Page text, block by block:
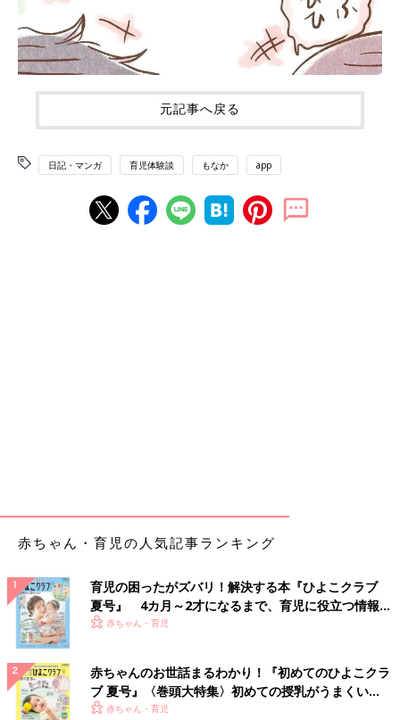
元記事へ戻る
日記・マンガ 育児体験談 もなか app
赤ちゃん・育児の人気記事ランキング
育児の困ったがズバリ！解決する本『ひよこクラブ
夏号』 4カ月～2才になるまで、育児に役立つ情報が
いっぱい！
赤ちゃん・育児
赤ちゃんのお世話まるわかり！『初めてのひよこクラ
ブ 夏号』〈巻頭大特集〉初めての授乳がうまくい
く！ おっぱい・ミルクの基本と夏のトラブル 解決テ
赤ちゃん・育児